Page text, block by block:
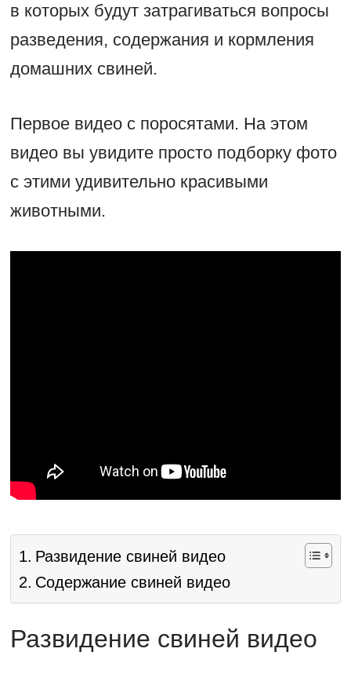
в которых будут затрагиваться вопросы
разведения, содержания и кормления
домашних свиней.
Первое видео с поросятами. На этом
видео вы увидите просто подборку фото
с этими удивительно красивыми
животными.
Развидение свиней видео
Содержание свиней видео
Развидение свиней видео